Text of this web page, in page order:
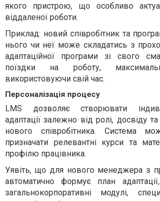
якого пристрою, що особливо
віддаленої роботи.
Приклад: новий співробітник та
нього чи неї може складатись з
адаптаційної програми зі свого
поїздки на роботу,
використовуючи свій час.
Персоналізація процесу
LMS дозволяє створювати
адаптації залежно від ролі, досвіду
нового співробітника. Система
призначати релевантні курси та
профілю працівника.
Уявіть, що для нового менеджера з
автоматично формує план
загальнокорпоративні модулі,